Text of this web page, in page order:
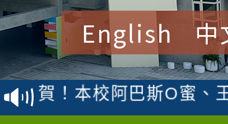
English 中
賀！本校參加桃園市中
賽 洪綺君教師榮獲社
名
賀！本校阿巴斯O蜜、
倩參加桃園市科展 國
賀！本校四年二班張O